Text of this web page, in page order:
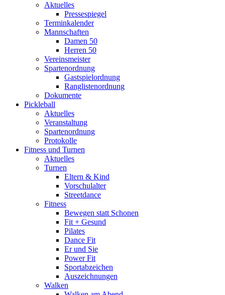
Aktuelles
Pressespiegel
Terminkalender
Mannschaften
Damen 50
Herren 50
Vereinsmeister
Spartenordnung
Gastspielordnung
Ranglistenordnung
Dokumente
Pickleball
Aktuelles
Veranstaltung
Spartenordnung
Protokolle
Fitness und Turnen
Aktuelles
Turnen
Eltern & Kind
Vorschulalter
Streetdance
Fitness
Bewegen statt Schonen
Fit + Gesund
Pilates
Dance Fit
Er und Sie
Power Fit
Sportabzeichen
Auszeichnungen
Walken